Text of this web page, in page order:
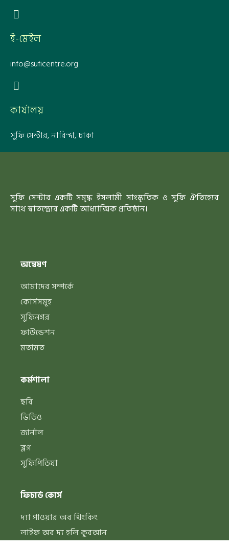
ই-মেইল
info@suficentre.org
কার্যালয়
সুফি সেন্টার, নারিন্দা, ঢাকা
সুফি সেন্টার একটি সমৃদ্ধ ইসলামী সাংস্কৃতিক ও সুফি ঐতিহ্যের
সাথে স্বাতন্ত্র্যের একটি আধ্যাত্মিক প্রতিষ্ঠান।
অন্বেষণ
আমাদের সম্পর্কে
কোর্সসমূহ
সুফিনগর
ফাউন্ডেশন
মতামত
কর্মশালা
ছবি
ভিডিও
জার্নাল
ব্লগ
সুফিপিডিয়া
ফিচার্ড কোর্স
দ্যা পাওয়ার অব থিংকিং
লাইফ অব দ্য হলি কুরআন